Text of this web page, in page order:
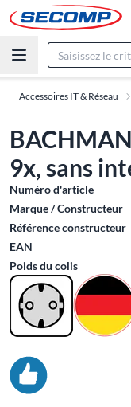
Accessoires IT & Réseau
9x, sans
Numéro d'article
Marque / Constructeur
Référence constructeur
EAN
Poids du colis